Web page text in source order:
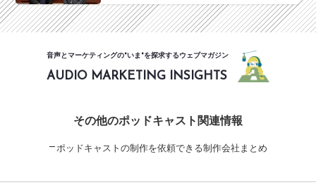
音声とマーケティングの"いま"を探求するウェブマガジン
AUDIO MARKETING INSIGHTS
その他のポッドキャスト関連情報
ポッドキャストの制作を依頼できる制作会社まとめ